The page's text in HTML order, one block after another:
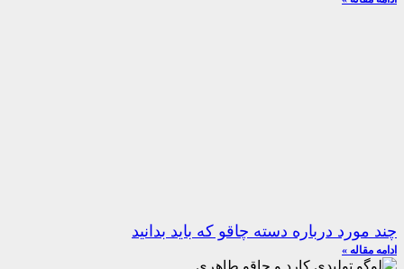
چند مورد درباره دسته چاقو که باید بدانید
ادامه مقاله »